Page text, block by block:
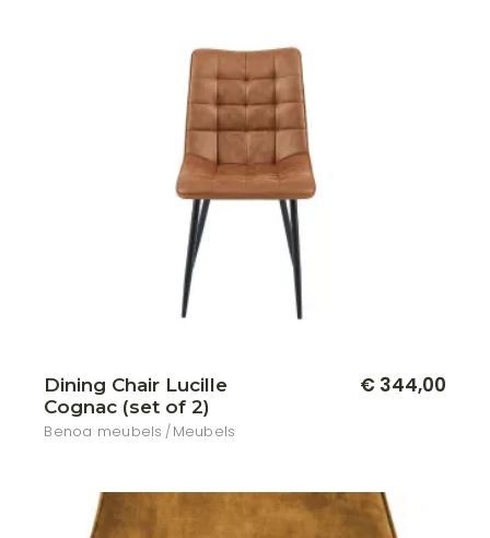
Dining Chair Lucille
Cognac (set of 2)
Benoa meubels Meubels
€344,00